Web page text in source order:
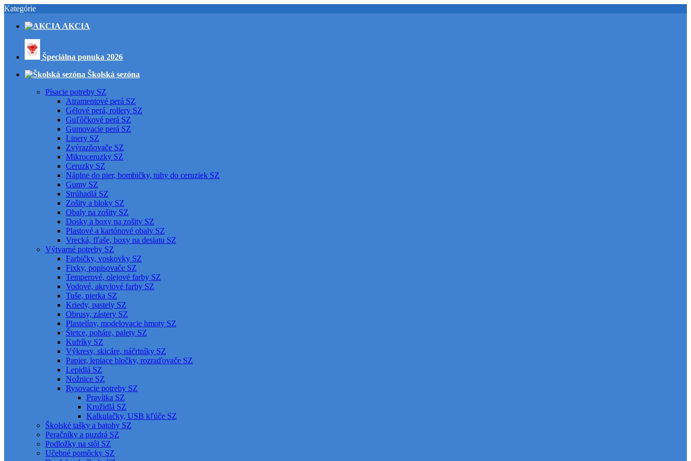
Kategórie
AKCIA
Špeciálna ponuka 2026
Školská sezóna
Písacie potreby SZ
Atramentové perá SZ
Gélové perá, rollery SZ
Guľôčkové perá SZ
Gumovacie perá SZ
Linery SZ
Zvýrazňovače SZ
Mikroceruzky SZ
Ceruzky SZ
Náplne do pier, bombičky, tuhy do ceruziek SZ
Gumy SZ
Strúhadlá SZ
Zošity a bloky SZ
Obaly na zošity SZ
Dosky a boxy na zošity SZ
Plastové a kartónové obaly SZ
Vrecká, fľaše, boxy na desiatu SZ
Výtvarné potreby SZ
Farbičky, voskovky SZ
Fixky, popisovače SZ
Temperové, olejové farby SZ
Vodové, akrylové farby SZ
Tuše, pierka SZ
Kriedy, pastely SZ
Obrusy, zástery SZ
Plastelíny, modelovacie hmoty SZ
Štetce, poháre, palety SZ
Kufríky SZ
Výkresy, skicáre, náčrtníky SZ
Papier, lepiace bločky, rozraďovače SZ
Lepidlá SZ
Nožnice SZ
Rysovacie potreby SZ
Pravítka SZ
Kružidlá SZ
Kalkulačky, USB kľúče SZ
Školské tašky a batohy SZ
Peračníky a puzdrá SZ
Podložky na stôl SZ
Učebné pomôcky SZ